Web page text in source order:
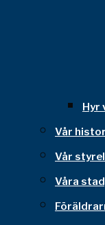
Hyr
Vår
Vår
Våra